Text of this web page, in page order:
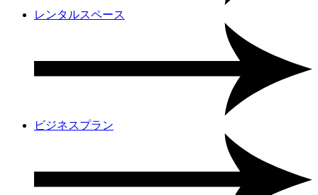
レンタルスペース
ビジネスプラン